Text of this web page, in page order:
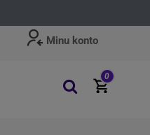
Minu konto
0